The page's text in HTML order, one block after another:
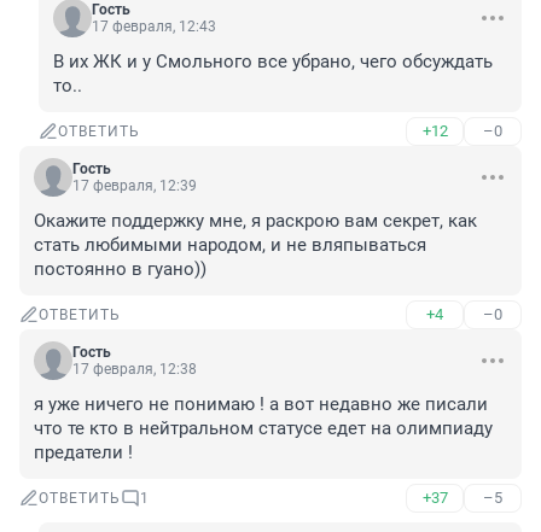
Гость
17 февраля, 12:43
В их ЖК и у Смольного все убрано, чего обсуждать
то..
ОТВЕТИТЬ +12 –0
Гость
17 февраля, 12:39
Окажите поддержку мне, я раскрою вам секрет, как
стать любимыми народом, и не вляпываться
постоянно в гуано))
ОТВЕТИТЬ +4 –0
Гость
17 февраля, 12:38
я уже ничего не понимаю ! а вот недавно же писали
что те кто в нейтральном статусе едет на олимпиаду
предатели !
ОТВЕТИТЬ 1 +37 –5